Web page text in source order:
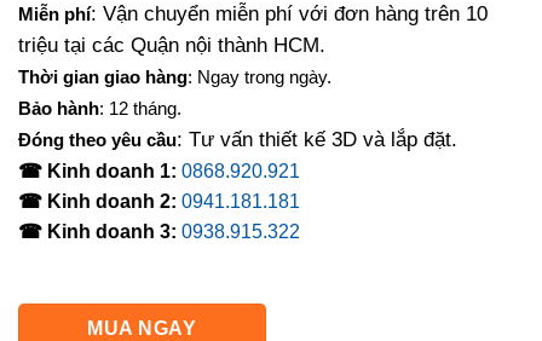
Miễn phí: Vận chuyển miễn phí với đơn hàng trên 10
triệu tại các Quận nội thành HCM.
Thời gian giao hàng: Ngay trong ngày.
Bảo hành: 12 tháng.
Đóng theo yêu cầu: Tư vấn thiết kế 3D và lắp đặt.
☎ Kinh doanh 1: 0868.920.921
☎ Kinh doanh 2: 0941.181.181
☎ Kinh doanh 3: 0938.915.322
MUA NGAY